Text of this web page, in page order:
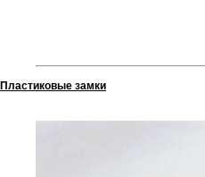
Пластиковые замки